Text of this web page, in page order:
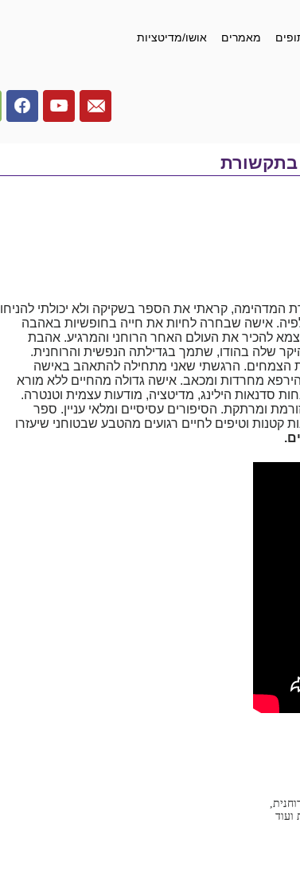
מאמרים אושו/מדיטציות
בתקשורת
המדהימה, קראתי את הספר בשקיקה ולא יכולתי להניחו
אישה שבחרה לחיות את חייה בחופשיות באהבה
להכיר את העולם האחר הרוחני והמרגיע. אהבת
שלה בהודו, שתמך בגדילתה הנפשית והרוחנית.
הצמחים. הרגשתי שאני מתחילה להתאהב באישה
מחרדות ומכאב. אישה גדולה מהחיים ללא מורא
ומרתקת. הסיפורים עסיסיים ומלאי עניין. ספר
וטיפים לחיים רגועים מהטבע שבטוחני שיעזרו
ועוד